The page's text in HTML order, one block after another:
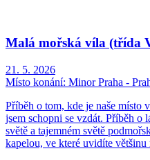
Malá mořská víla (třída
21. 5. 2026
Místo konání: Minor Praha -
Příběh o tom, kde je naše místo
jsem schopni se vzdát. Příběh o
světě a tajemném světě
kapelou, ve které uvidíte